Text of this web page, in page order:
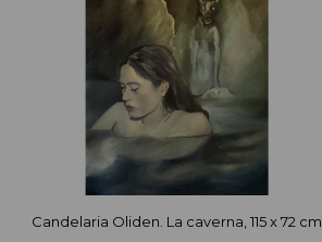
Candelaria Oliden. La caverna, 115 x 72 cm